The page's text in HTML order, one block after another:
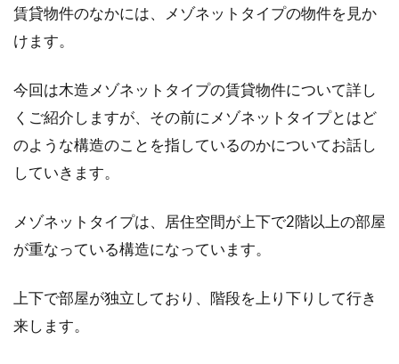
ドアノック（ドアノッカー）の真鍮
金具でマイホームを洋風に
玄関の印象は、その家全体の印象を左右するか
れている！変更はできる？
賃貸物件のなかには、メゾネットタイプの物件を見か
けます。
今回は木造メゾネットタイプの賃貸物件について詳し
くご紹介しますが、その前にメゾネットタイプとはど
のような構造のことを指しているのかについてお話し
していきます。
メゾネットタイプは、居住空間が上下で2階以上の部屋
が重なっている構造になっています。
上下で部屋が独立しており、階段を上り下りして行き
来します。